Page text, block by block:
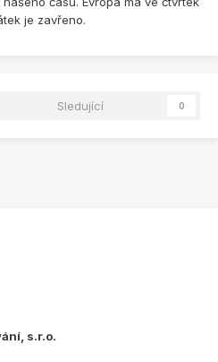
je zavřeno.
Sledující 0
s.r.o.